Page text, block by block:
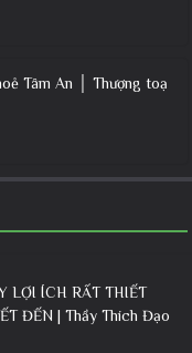
Tâm An │ Thượng toạ
LỢI ÍCH RẤT THIẾT
ĐẾN | Thầy Thích Đạo